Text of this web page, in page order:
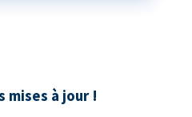
mises à jour !